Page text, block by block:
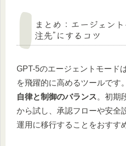
まとめ：エージェン
注先”にするコツ
GPT-5のエージェントモード
を飛躍的に高めるツールです
自律と制御のバランス。初期
から試し、承認フローや安全
運用に移行することをおすす